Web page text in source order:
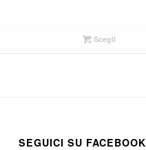
Scegli
SEGUICI SU FACEBOOK